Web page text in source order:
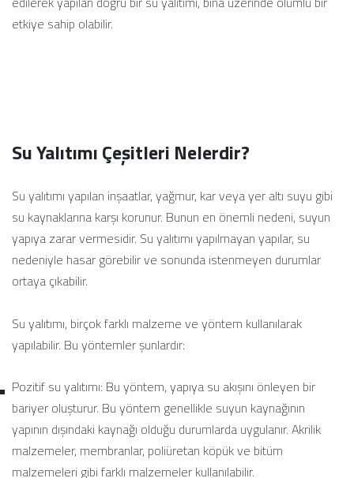
etkiye sahip olabilir.
Su Yalıtımı Çeşitleri Nelerdir?
Su yalıtımı yapılan inşaatlar, yağmur, kar veya yer altı suyu gibi
su kaynaklarına karşı korunur. Bunun en önemli nedeni, suyun
yapıya zarar vermesidir. Su yalıtımı yapılmayan yapılar, su
nedeniyle hasar görebilir ve sonunda istenmeyen durumlar
ortaya çıkabilir.
Su yalıtımı, birçok farklı malzeme ve yöntem kullanılarak
yapılabilir. Bu yöntemler şunlardır:
Pozitif su yalıtımı: Bu yöntem, yapıya su akışını önleyen bir
bariyer oluşturur. Bu yöntem genellikle suyun kaynağının
yapının dışındaki kaynağı olduğu durumlarda uygulanır. Akrilik
malzemeler, membranlar, poliüretan köpük ve bitüm
malzemeleri gibi farklı malzemeler kullanılabilir.